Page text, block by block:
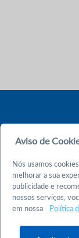
Aviso de
Nós usamos
melhorar a sua
publicidade e
nossos serviços,
em nossa
Política